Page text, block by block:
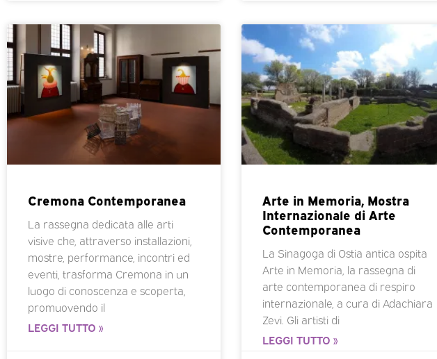
Cremona Contemporanea
La rassegna dedicata alle arti
visive che, attraverso installazioni,
mostre, performance, incontri ed
eventi, trasforma Cremona in un
luogo di conoscenza e scoperta,
promuovendo il
LEGGI TUTTO »
Arte in Memoria, Mostra
Internazionale di Arte
Contemporanea
La Sinagoga di Ostia antica ospita
Arte in Memoria, la rassegna di
arte contemporanea di respiro
internazionale, a cura di Adachiara
Zevi. Gli artisti di
LEGGI TUTTO »